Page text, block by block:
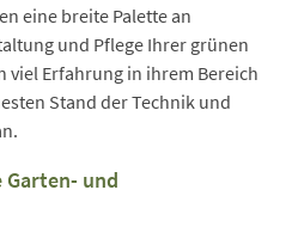
eine breite Palette an
und Pflege Ihrer grünen
viel Erfahrung in ihrem Bereich
Stand der Technik und
und